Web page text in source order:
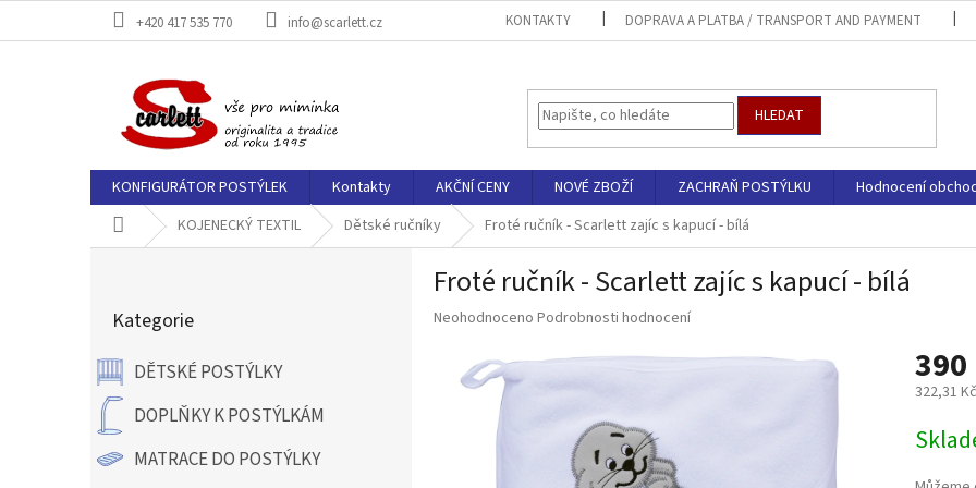
+420 417 535 770 info@scarlett.cz KONTAKTY DOPRAVA A PLATBA / TRANSPORT AND PAYMENT
HLEDAT
KONFIGURÁTOR POSTÝLEK Kontakty AKČNÍ CENY NOVÉ ZBOŽÍ ZACHRAŇ POSTÝLKU Hodnocení
Domů KOJENECKÝ TEXTIL Dětské ručníky Froté ručník - Scarlett zajíc s kapucí - bílá
a
n
p
kategorie
Kategorie
DĚTSKÉ POSTÝLKY
DOPLŇKY K POSTÝLKÁM
MATRACE DO POSTÝLKY
Froté ručník - Scarlett zajíc s kapucí - bílá
Průměrné
produktu
Neohodnoceno Podrobnosti hodnocení
390
322,31
cena: